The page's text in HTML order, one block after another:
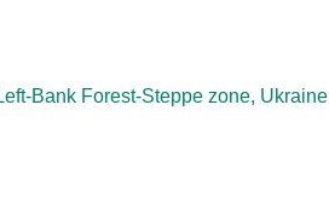
Bank Forest-Steppe zone, Ukraine